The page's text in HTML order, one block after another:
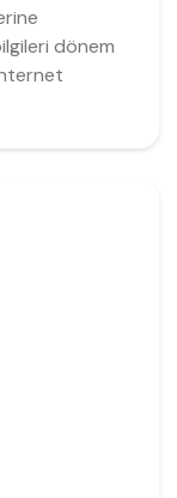
dönem